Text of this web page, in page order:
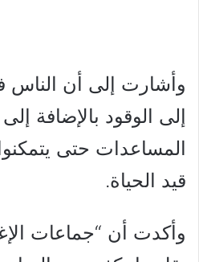
وأشارت إلى أن الناس
إلى الوقود بالإضافة
المساعدات حتى
قيد الحياة.
وأكدت أن “جماعات